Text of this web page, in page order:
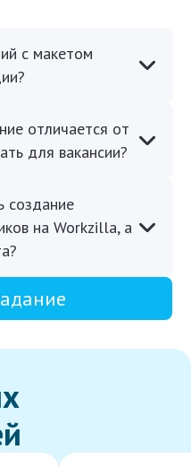
с макетом
отличается от
для вакансии?
создание
на Workzilla, а